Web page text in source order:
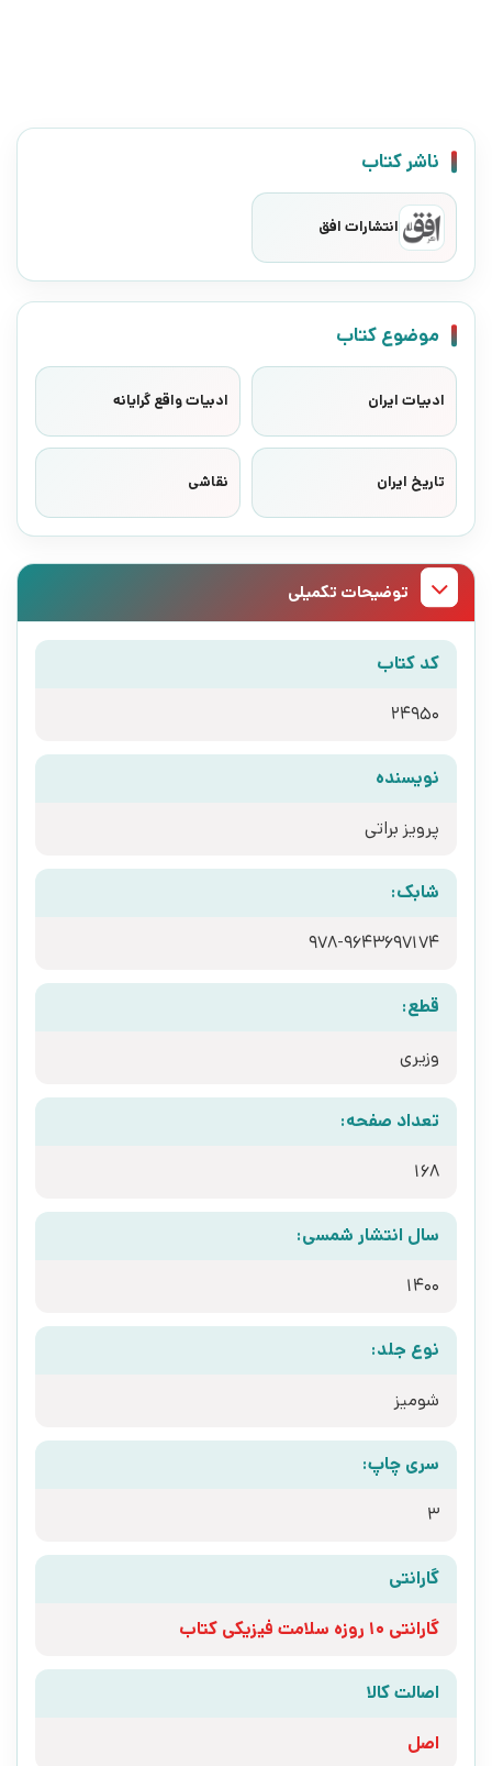
ناشر کتاب
انتشارات افق
موضوع کتاب
ادبیات ایران ادبیات واقع گرایانه
تاریخ ایران نقاشی
توضیحات تکمیلی
کد کتاب
24950
نویسنده
پرویز براتی
شابک:
978-9643697174
قطع:
وزیری
تعداد صفحه:
168
سال انتشار شمسی:
1400
نوع جلد:
شومیز
سری چاپ:
3
گارانتی
گارانتی 10 روزه سلامت فیزیکی کتاب
اصالت کالا
اصل